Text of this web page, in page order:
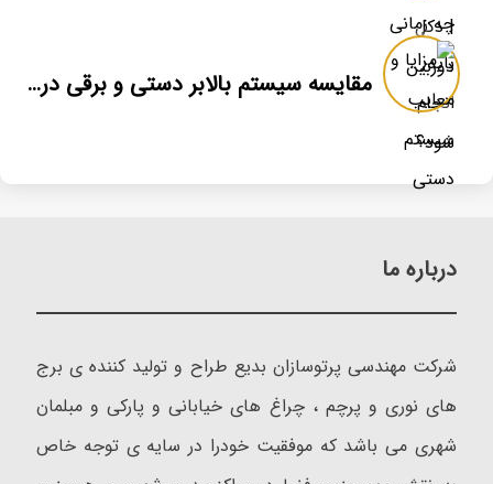
مقایسه سیستم بالابر دستی و برقی در برج پرچم
درباره ما
شرکت مهندسی پرتوسازان بدیع طراح و تولید کننده ی برج
های نوری و پرچم ، چراغ های خیابانی و پارکی و مبلمان
شهری می باشد که موفقیت خودرا در سایه ی توجه خاص